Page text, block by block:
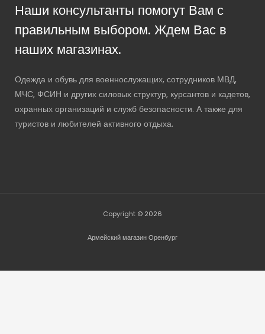
Наши консультанты помогут Вам с
правильным выбором. Ждем Вас в
наших магазинах.
Одежда и обувь для военнослужащих, сотрудников МВД,
МЧС, ФСИН и других силовых структур, курсантов и кадетов,
охранных организаций и служб безопасности. А также для
туристов и любителей активного отдыха.
Copyright © 2026
Армейский магазин Оренбург